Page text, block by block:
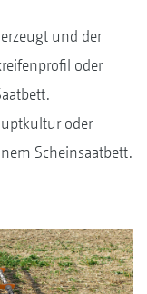
und der
oder
oder
Scheinsaatbett.